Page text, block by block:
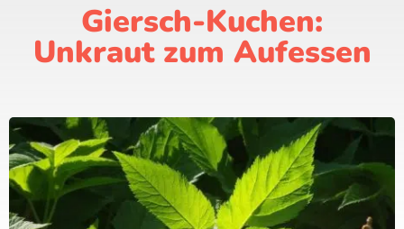
Giersch-Kuchen:
Unkraut zum Aufessen